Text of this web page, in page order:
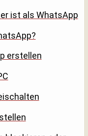
ist als WhatsApp
erstellen